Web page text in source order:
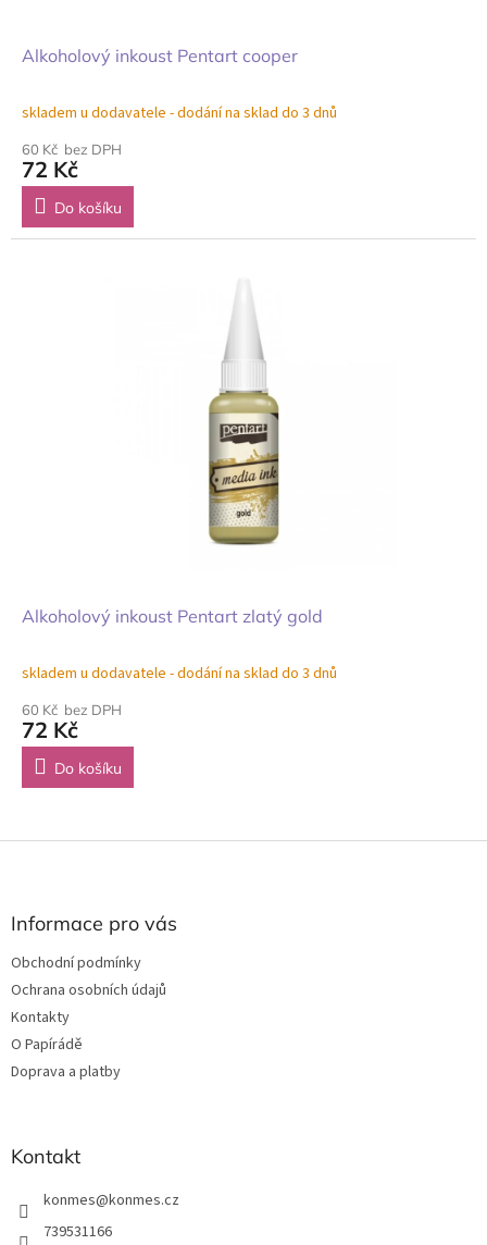
Alkoholový inkoust Pentart cooper
skladem u dodavatele - dodání na sklad do 3 dnů
60 Kč bez DPH
72 Kč
Do košíku
Alkoholový inkoust Pentart zlatý gold
skladem u dodavatele - dodání na sklad do 3 dnů
60 Kč bez DPH
72 Kč
Do košíku
Z
Informace pro vás
Obchodní podmínky
Ochrana osobních údajů
Kontakty
O Papírádě
Doprava a platby
Kontakt
konmes@konmes.cz
739531166